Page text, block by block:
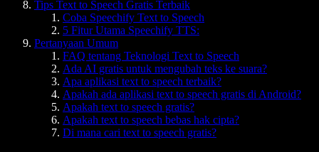
Tips Text to Speech Gratis Terbaik
Coba Speechify Text to Speech
5 Fitur Utama Speechify TTS:
Pertanyaan Umum
FAQ tentang Teknologi Text to Speech
Ada AI gratis untuk mengubah teks ke suara?
Apa aplikasi text to speech terbaik?
Apakah ada aplikasi text to speech gratis di Android?
Apakah text to speech gratis?
Apakah text to speech bebas hak cipta?
Di mana cari text to speech gratis?